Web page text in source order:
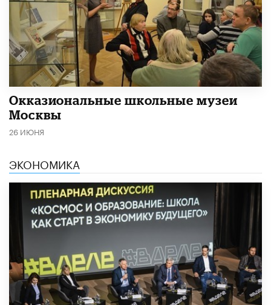
​Окказиональные школьные музеи
Москвы
26 ИЮНЯ
ЭКОНОМИКА